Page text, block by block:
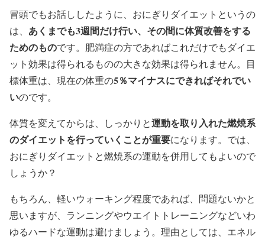
冒頭でもお話ししたように、おにぎりダイエットというの
は、 あくまでも3週間だけ行い、その間に体質改善をする
ためのものです。肥満症の方であればこれだけでもダイエ
ット効果は得られるものの大きな効果は得られません。目
標体重は、現在の体重の5％マイナスにできればそれでい
いのです。
体質を変えてからは、しっかりと運動を取り入れた燃焼系
のダイエットを行っていくことが重要になります。では、
おにぎりダイエットと燃焼系の運動を併用してもよいので
しょうか？
もちろん、軽いウォーキング程度であれば、問題ないかと
思いますが、ランニングやウエイトトレーニングなどいわ
ゆるハードな運動は避けましょう。理由としては、エネル